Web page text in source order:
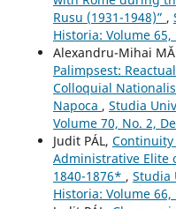
Rusu (1931-1948)” ,
Historia: Volume
Alexandru-Mihai
Palimpsest:
Colloquial
Napoca , Studia
Volume 70, No. 2,
Judit PÁL,
Administrative Elite
1840-1876* , Studia
Historia: Volume 66,